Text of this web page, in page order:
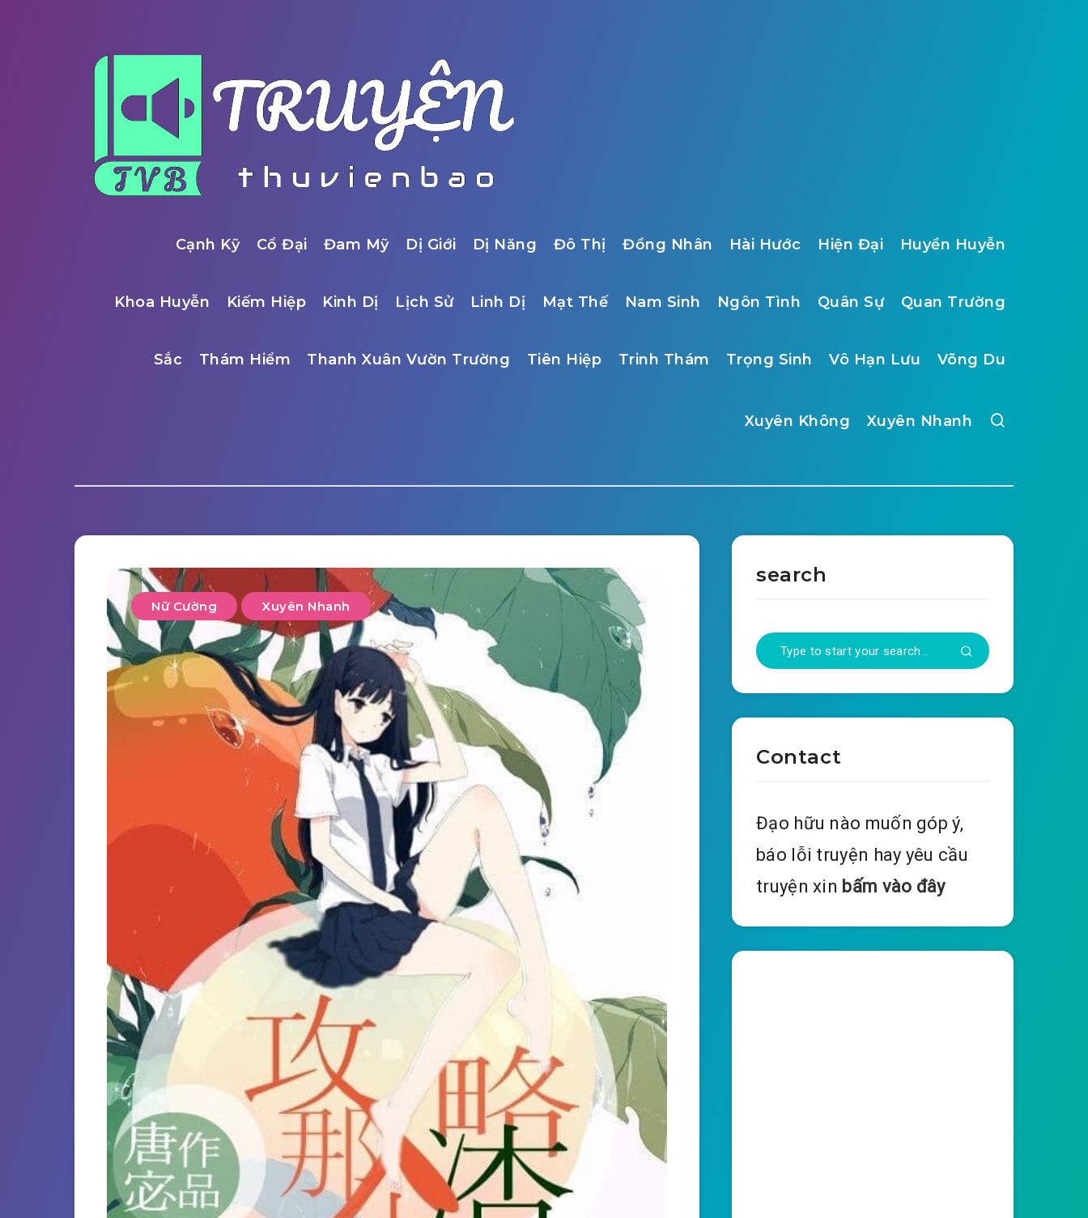
Cạnh Kỹ Cổ Đại Đam Mỹ Dị Giới Dị Năng Đô Thị Đồng Nhân Hài Hước Hiện Đại Huyền Huyễn
Khoa Huyễn Kiếm Hiệp Kinh Dị Lịch Sử Linh Dị Mạt Thế Nam Sinh Ngôn Tình Quân Sự Quan Trường
Sắc Thám Hiểm Thanh Xuân Vườn Trường Tiên Hiệp Trinh Thám Trọng Sinh Vô Hạn Lưu Võng Du
Xuyên Không Xuyên Nhanh
Nữ Cường Xuyên Nhanh
search
Contact
Đạo hữu nào muốn góp ý,
báo lỗi truyện hay yêu cầu
truyện xin bấm vào đây